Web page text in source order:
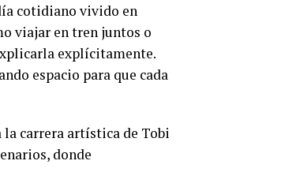
cotidiano vivido en
viajar en tren juntos o
explícitamente.
espacio para que cada
carrera artística de Tobi
donde